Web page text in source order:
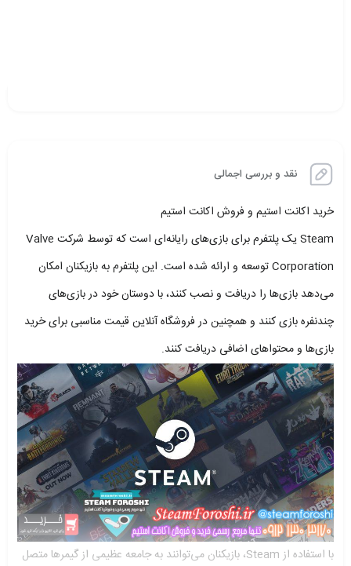
نقد و بررسی اجمالی
خرید اکانت استیم و فروش اکانت استیم
Steam یک پلتفرم برای بازی‌های رایانه‌ای است که توسط شرکت Valve
Corporation توسعه و ارائه شده است. این پلتفرم به بازیکنان امکان
می‌دهد بازی‌ها را دریافت و نصب کنند، با دوستان خود در بازی‌های
چندنفره بازی کنند و همچنین در فروشگاه آنلاین قیمت مناسبی برای خرید
بازی‌ها و محتواهای اضافی دریافت کنند.
با استفاده از Steam، بازیکنان می‌توانند به جامعه عظیمی از گیمرها متصل